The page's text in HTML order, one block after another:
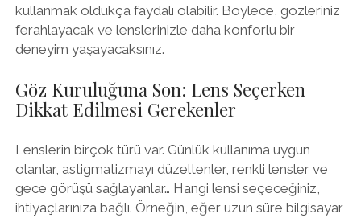
kullanmak oldukça faydalı olabilir. Böylece, gözleriniz
ferahlayacak ve lenslerinizle daha konforlu bir
deneyim yaşayacaksınız.
Göz Kuruluğuna Son: Lens Seçerken
Dikkat Edilmesi Gerekenler
Lenslerin birçok türü var. Günlük kullanıma uygun
olanlar, astigmatizmayı düzeltenler, renkli lensler ve
gece görüşü sağlayanlar… Hangi lensi seçeceğiniz,
ihtiyaçlarınıza bağlı. Örneğin, eğer uzun süre bilgisayar